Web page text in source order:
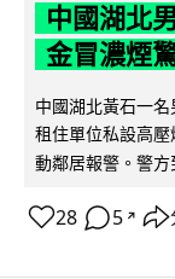
中國湖北
金冒濃煙
中國湖北黃石一
租住單位私設高
動鄰居報警。警
28 5 ↗